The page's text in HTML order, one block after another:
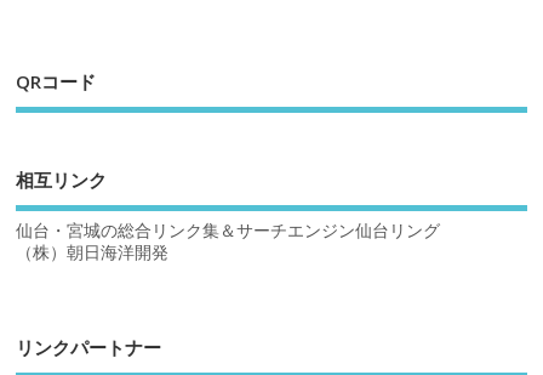
QRコード
相互リンク
仙台・宮城の総合リンク集＆サーチエンジン仙台リング
（株）朝日海洋開発
リンクパートナー